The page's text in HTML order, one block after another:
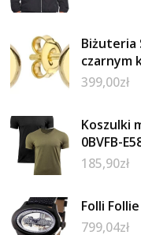
Biżuteria
czarnym
399,00zł
Koszulki
0BVFB-
185,90zł
Folli Follie
799,04zł